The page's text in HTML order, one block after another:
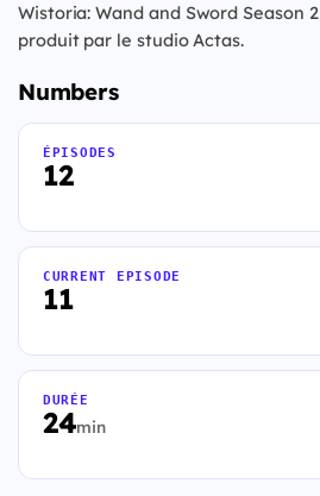
Wistoria: Wand and Sword Season
produit par le studio Actas.
Numbers
12
ÉPISODES
11
CURRENT EPISODE
24min
DURÉE